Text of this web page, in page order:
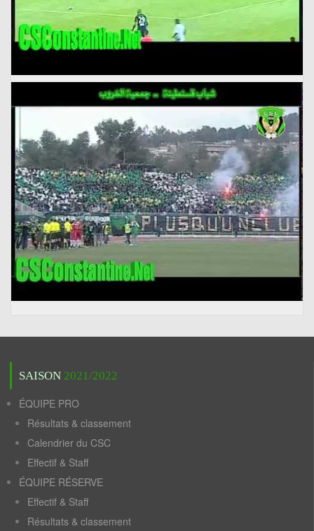
SAISON 2021/2022
ÉQUIPE PRO
Résultats & classement
Calendrier du CSC
Effectif & Staff
ÉQUIPE RÉSERVE
Effectif & Staff
Résultats & classement